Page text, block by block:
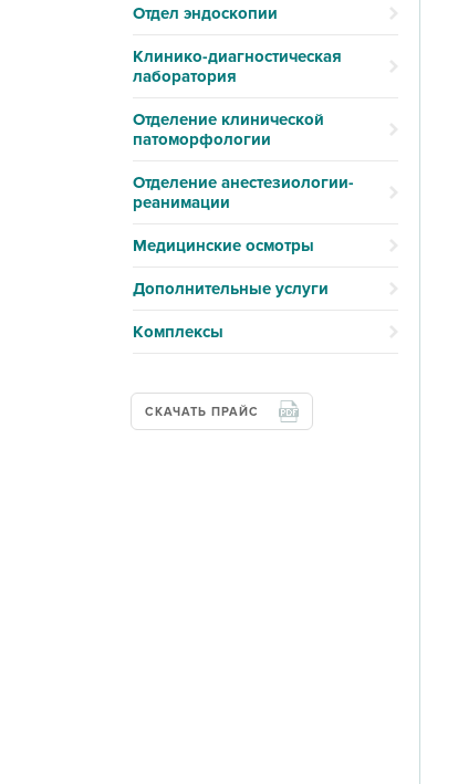
Отдел эндоскопии
Клинико-диагностическая
лаборатория
Отделение клинической
патоморфологии
Отделение анестезиологии-
реанимации
Медицинские осмотры
Дополнительные услуги
Комплексы
СКАЧАТЬ ПРАЙС